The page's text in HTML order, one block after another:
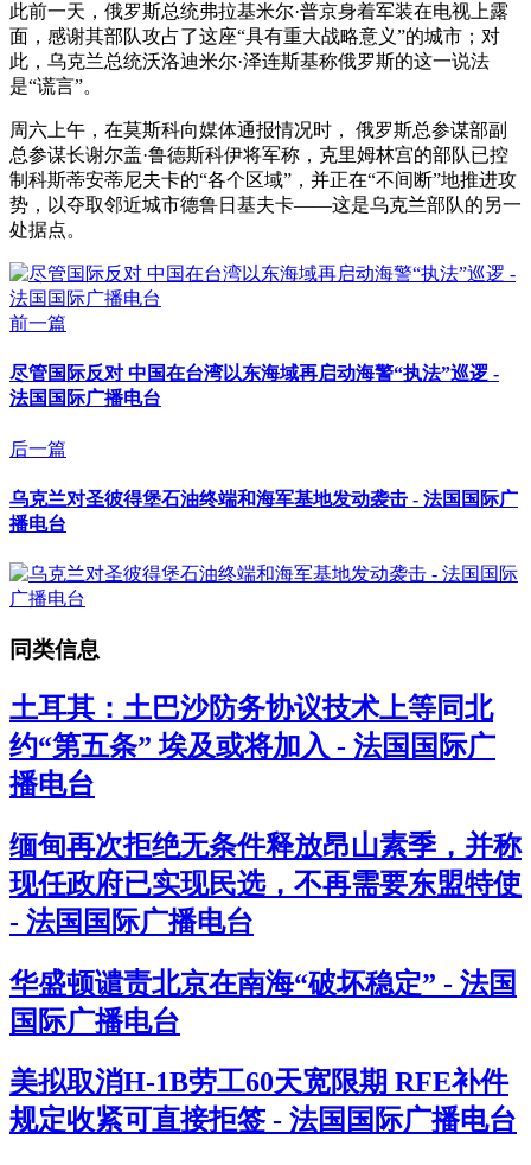
此前一天，俄罗斯总统弗拉基米尔·普京身着军装在电视上露
面，感谢其部队攻占了这座“具有重大战略意义”的城市；对
此，乌克兰总统沃洛迪米尔·泽连斯基称俄罗斯的这一说法
是“谎言”。
周六上午，在莫斯科向媒体通报情况时， 俄罗斯总参谋部副
总参谋长谢尔盖·鲁德斯科伊将军称，克里姆林宫的部队已控
制科斯蒂安蒂尼夫卡的“各个区域”，并正在“不间断”地推进攻
势，以夺取邻近城市德鲁日基夫卡——这是乌克兰部队的另一
处据点。
前一篇
尽管国际反对 中国在台湾以东海域再启动海警“执法”巡逻 -
法国国际广播电台
后一篇
乌克兰对圣彼得堡石油终端和海军基地发动袭击 - 法国国际广
播电台
同类信息
土耳其：土巴沙防务协议技术上等同北
约“第五条” 埃及或将加入 - 法国国际广
播电台
缅甸再次拒绝无条件释放昂山素季，并称
现任政府已实现民选，不再需要东盟特使
- 法国国际广播电台
华盛顿谴责北京在南海“破坏稳定” - 法国
国际广播电台
美拟取消H-1B劳工60天宽限期 RFE补件
规定收紧可直接拒签 - 法国国际广播电台